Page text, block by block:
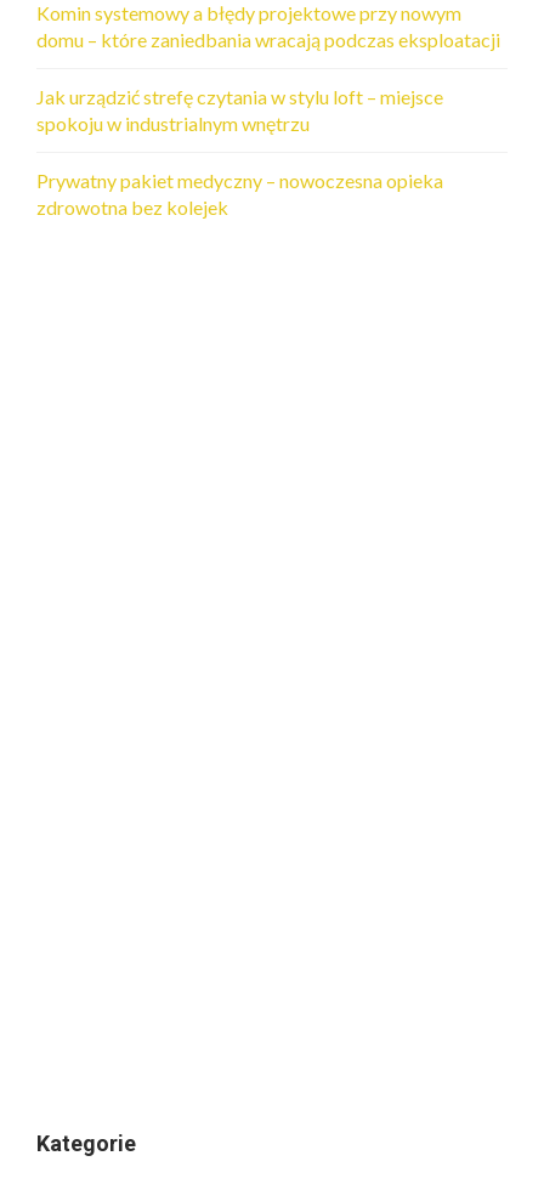
Komin systemowy a błędy projektowe przy nowym
domu – które zaniedbania wracają podczas eksploatacji
Jak urządzić strefę czytania w stylu loft – miejsce
spokoju w industrialnym wnętrzu
Prywatny pakiet medyczny – nowoczesna opieka
zdrowotna bez kolejek
Kategorie